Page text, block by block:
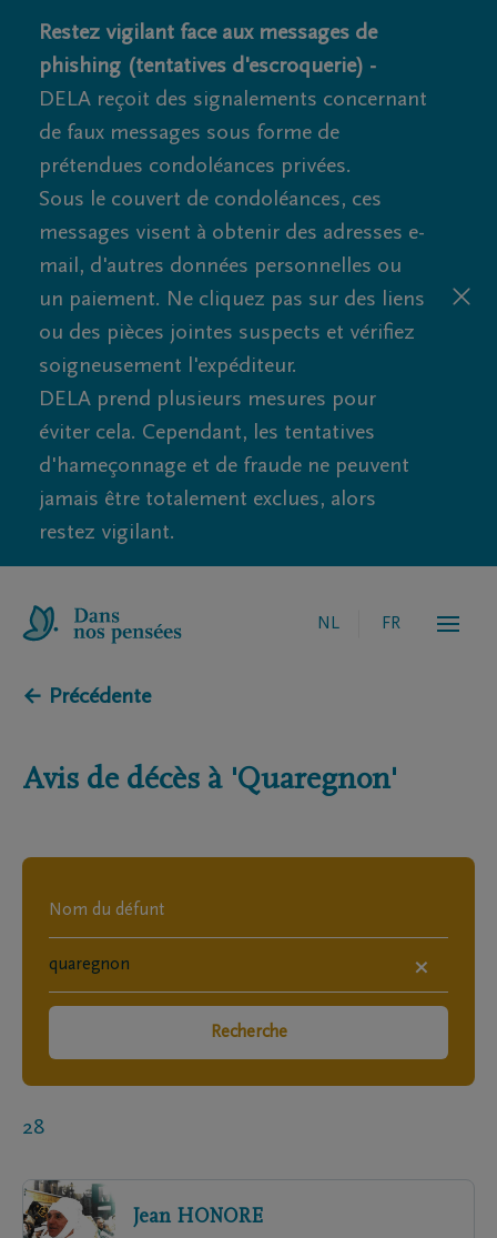
Restez vigilant face aux messages de
phishing (tentatives d'escroquerie) -
DELA reçoit des signalements concernant
de faux messages sous forme de
prétendues condoléances privées.
Sous le couvert de condoléances, ces
messages visent à obtenir des adresses e-
mail, d'autres données personnelles ou
un paiement. Ne cliquez pas sur des liens
ou des pièces jointes suspects et vérifiez
soigneusement l'expéditeur.
DELA prend plusieurs mesures pour
éviter cela. Cependant, les tentatives
d'hameçonnage et de fraude ne peuvent
jamais être totalement exclues, alors
restez vigilant.
NL FR
← Précédente
Avis de décès à 'Quaregnon'
×
Recherche
28
Jean HONORE